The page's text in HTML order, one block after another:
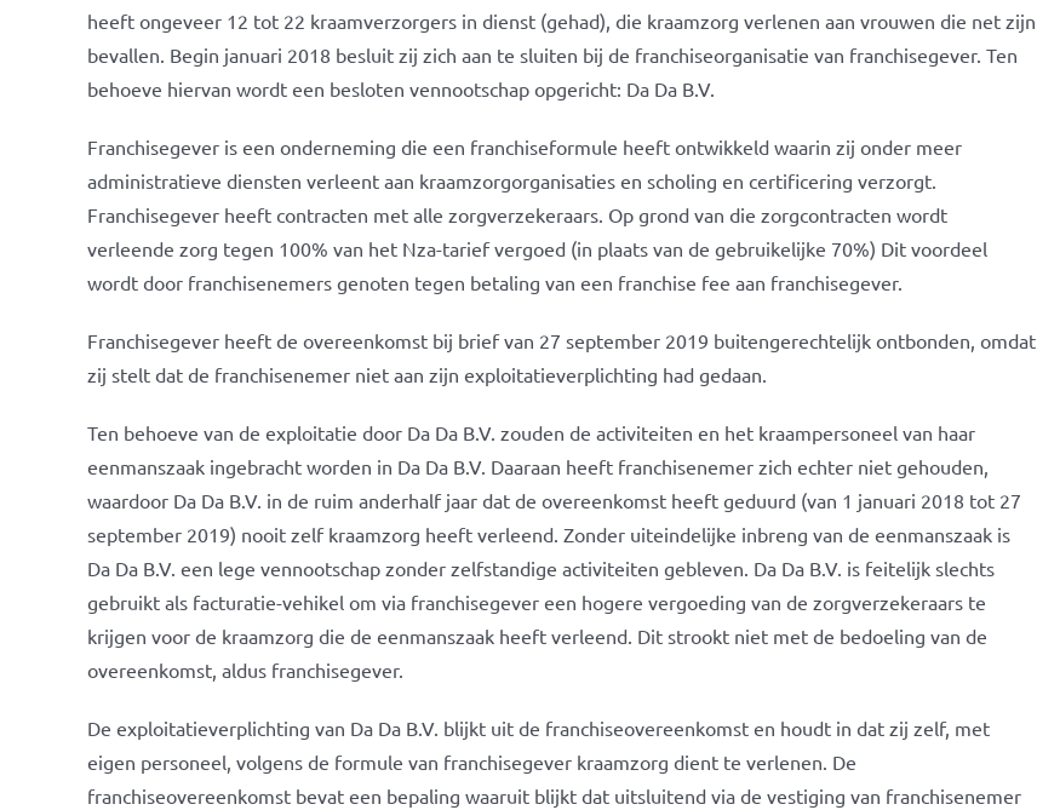
heeft ongeveer 12 tot 22 kraamverzorgers in dienst (gehad), die kraamzorg verlenen aan vrouwen die net zijn
bevallen. Begin januari 2018 besluit zij zich aan te sluiten bij de franchiseorganisatie van franchisegever. Ten
behoeve hiervan wordt een besloten vennootschap opgericht: Da Da B.V.
Franchisegever is een onderneming die een franchiseformule heeft ontwikkeld waarin zij onder meer
administratieve diensten verleent aan kraamzorgorganisaties en scholing en certificering verzorgt.
Franchisegever heeft contracten met alle zorgverzekeraars. Op grond van die zorgcontracten wordt
verleende zorg tegen 100% van het Nza-tarief vergoed (in plaats van de gebruikelijke 70%) Dit voordeel
wordt door franchisenemers genoten tegen betaling van een franchise fee aan franchisegever.
Franchisegever heeft de overeenkomst bij brief van 27 september 2019 buitengerechtelijk ontbonden, omdat
zij stelt dat de franchisenemer niet aan zijn exploitatieverplichting had gedaan.
Ten behoeve van de exploitatie door Da Da B.V. zouden de activiteiten en het kraampersoneel van haar
eenmanszaak ingebracht worden in Da Da B.V. Daaraan heeft franchisenemer zich echter niet gehouden,
waardoor Da Da B.V. in de ruim anderhalf jaar dat de overeenkomst heeft geduurd (van 1 januari 2018 tot 27
september 2019) nooit zelf kraamzorg heeft verleend. Zonder uiteindelijke inbreng van de eenmanszaak is
Da Da B.V. een lege vennootschap zonder zelfstandige activiteiten gebleven. Da Da B.V. is feitelijk slechts
gebruikt als facturatie-vehikel om via franchisegever een hogere vergoeding van de zorgverzekeraars te
krijgen voor de kraamzorg die de eenmanszaak heeft verleend. Dit strookt niet met de bedoeling van de
overeenkomst, aldus franchisegever.
De exploitatieverplichting van Da Da B.V. blijkt uit de franchiseovereenkomst en houdt in dat zij zelf, met
eigen personeel, volgens de formule van franchisegever kraamzorg dient te verlenen. De
franchiseovereenkomst bevat een bepaling waaruit blijkt dat uitsluitend via de vestiging van franchisenemer